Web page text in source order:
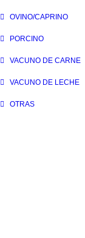
OVINO/CAPRINO
PORCINO
VACUNO DE CARNE
VACUNO DE LECHE
OTRAS